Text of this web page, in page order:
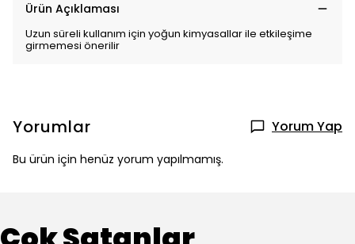
Ürün Açıklaması
Uzun süreli kullanım için yoğun kimyasallar ile etkileşime
girmemesi önerilir
Yorumlar Yorum Yap
Bu ürün için henüz yorum yapılmamış.